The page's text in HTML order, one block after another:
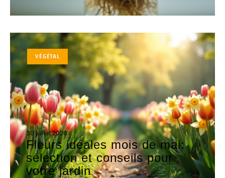
VÉGÉTAL
30 juillet 2026
Fleurs idéales mois de mai:
sélection et conseils pour
votre jardin